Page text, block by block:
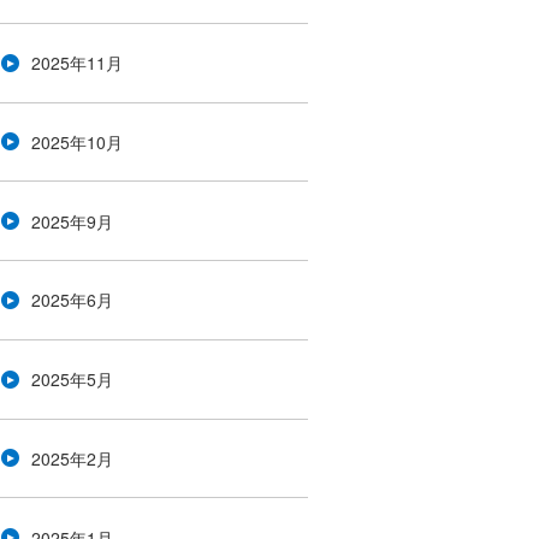
2025年11月
2025年10月
2025年9月
2025年6月
2025年5月
2025年2月